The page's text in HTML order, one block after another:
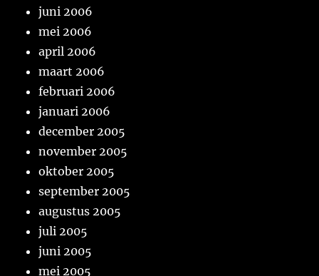
juni 2006
mei 2006
april 2006
maart 2006
februari 2006
januari 2006
december 2005
november 2005
oktober 2005
september 2005
augustus 2005
juli 2005
juni 2005
mei 2005